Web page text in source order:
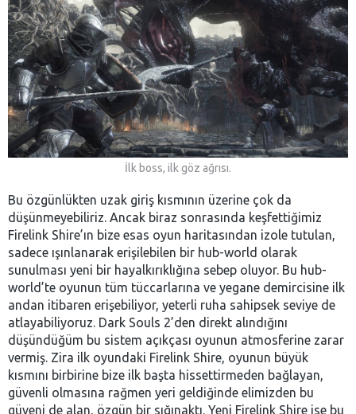
İlk boss, ilk göz ağrısı.
Bu özgünlükten uzak giriş kısmının üzerine çok da
düşünmeyebiliriz. Ancak biraz sonrasında keşfettiğimiz
Firelink Shire’ın bize esas oyun haritasından izole tutulan,
sadece ışınlanarak erişilebilen bir hub-world olarak
sunulması yeni bir hayalkırıklığına sebep oluyor. Bu hub-
world’te oyunun tüm tüccarlarına ve yegane demircisine ilk
andan itibaren erişebiliyor, yeterli ruha sahipsek seviye de
atlayabiliyoruz. Dark Souls 2’den direkt alındığını
düşündüğüm bu sistem açıkçası oyunun atmosferine zarar
vermiş. Zira ilk oyundaki Firelink Shire, oyunun büyük
kısmını birbirine bize ilk başta hissettirmeden bağlayan,
güvenli olmasına rağmen yeri geldiğinde elimizden bu
güveni de alan, özgün bir sığınaktı. Yeni Firelink Shire ise bu